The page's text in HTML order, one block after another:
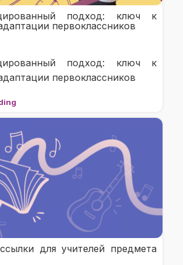
подход: ключ к
первоклассников
подход: ключ к
первоклассников
для учителей предмета